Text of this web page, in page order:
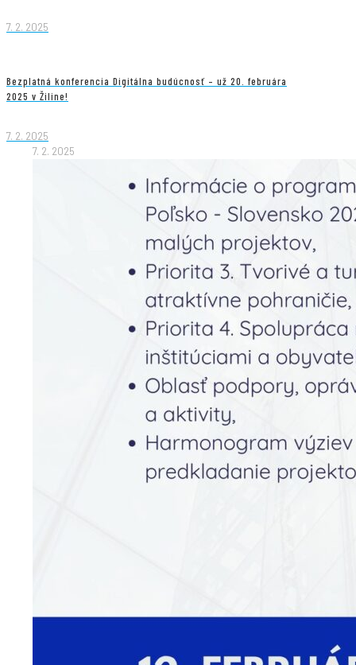
7. 2. 2025
Bezplatná konferencia Digitálna budúcnosť – už 20. februára
2025 v Žiline!
7. 2. 2025
7. 2. 2025